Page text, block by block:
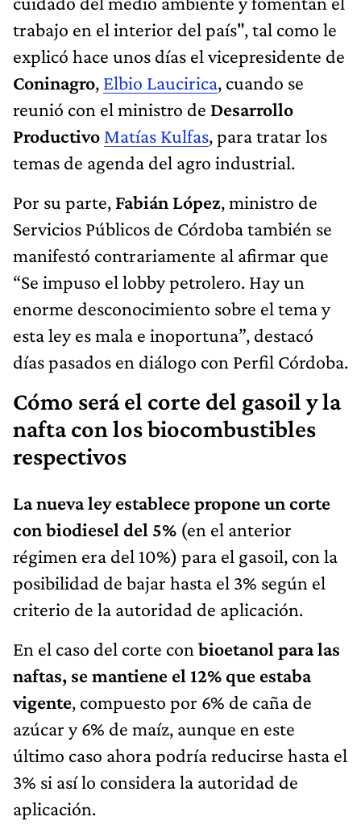
trabajo en el interior del país", tal como le
explicó hace unos días el vicepresidente de
Coninagro, Elbio Laucirica, cuando se
reunió con el ministro de Desarrollo
Productivo Matías Kulfas, para tratar los
temas de agenda del agro industrial.
Por su parte, Fabián López, ministro de
Servicios Públicos de Córdoba también se
manifestó contrariamente al afirmar que
“Se impuso el lobby petrolero. Hay un
enorme desconocimiento sobre el tema y
esta ley es mala e inoportuna”, destacó
días pasados en diálogo con Perfil Córdoba.
Cómo será el corte del gasoil y la
nafta con los biocombustibles
respectivos
La nueva ley establece propone un corte
con biodiesel del 5% (en el anterior
régimen era del 10%) para el gasoil, con la
posibilidad de bajar hasta el 3% según el
criterio de la autoridad de aplicación.
En el caso del corte con bioetanol para las
naftas, se mantiene el 12% que estaba
vigente, compuesto por 6% de caña de
azúcar y 6% de maíz, aunque en este
último caso ahora podría reducirse hasta el
3% si así lo considera la autoridad de
aplicación.